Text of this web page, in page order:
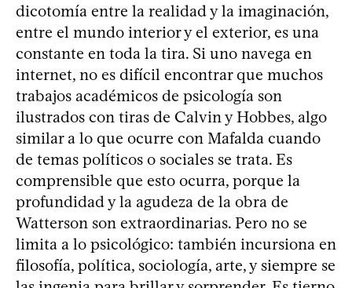
dicotomía entre la realidad y la imaginación,
entre el mundo interior y el exterior, es una
constante en toda la tira. Si uno navega en
internet, no es difícil encontrar que muchos
trabajos académicos de psicología son
ilustrados con tiras de Calvin y Hobbes, algo
similar a lo que ocurre con Mafalda cuando
de temas políticos o sociales se trata. Es
comprensible que esto ocurra, porque la
profundidad y la agudeza de la obra de
Watterson son extraordinarias. Pero no se
limita a lo psicológico: también incursiona en
filosofía, política, sociología, arte, y siempre se